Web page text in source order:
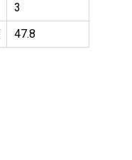
3
47.8